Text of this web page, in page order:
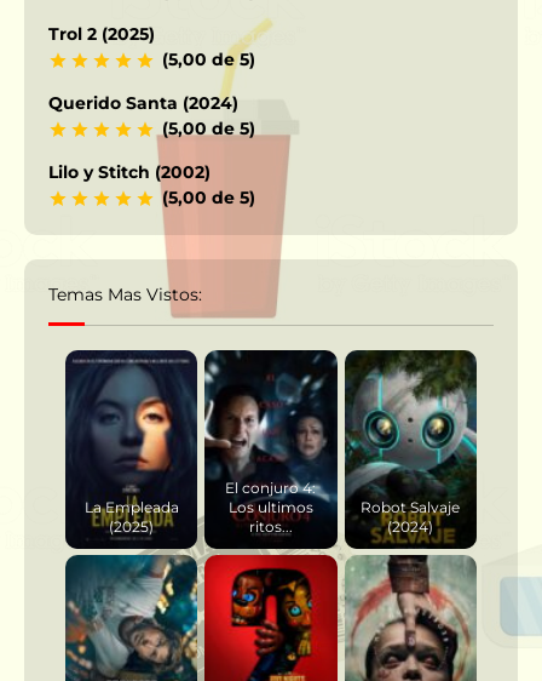
Trol 2 (2025)
(5,00 de 5)
Querido Santa (2024)
(5,00 de 5)
Lilo y Stitch (2002)
(5,00 de 5)
Temas Mas Vistos:
La Empleada
(2025)
El conjuro 4:
Los ultimos
ritos...
Robot Salvaje
(2024)